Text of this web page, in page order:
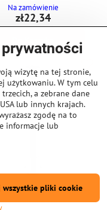
Na zamówienie
zł22,34
Guider 3 / Guider 3
závitová trubka
wizytę na tej stronie,
użytkowaniu. W tym celu
a zebrane dane
lub innych krajach.
zgodę na to
informacje lub
wszystkie pliki cookie